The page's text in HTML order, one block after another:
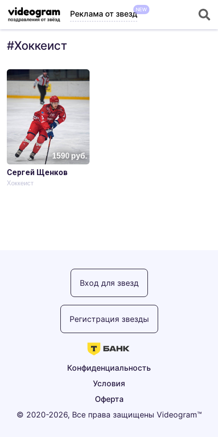
Реклама от звездNEW
#Хоккеист
1590руб.
Сергей Щенков
Хоккеист
© 2020-2026, Все права защищены Videogram™
Оферта
Условия
Конфиденциальность
Регистрация звезды
Вход для звезд